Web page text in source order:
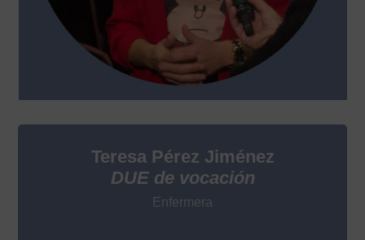
Teresa Pérez Jiménez
DUE de vocación
Enfermera